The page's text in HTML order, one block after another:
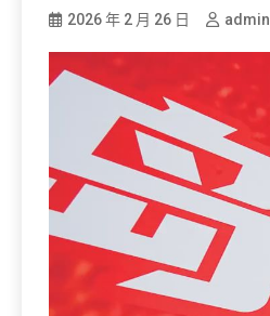
2026 年 2 月 26 日 admin